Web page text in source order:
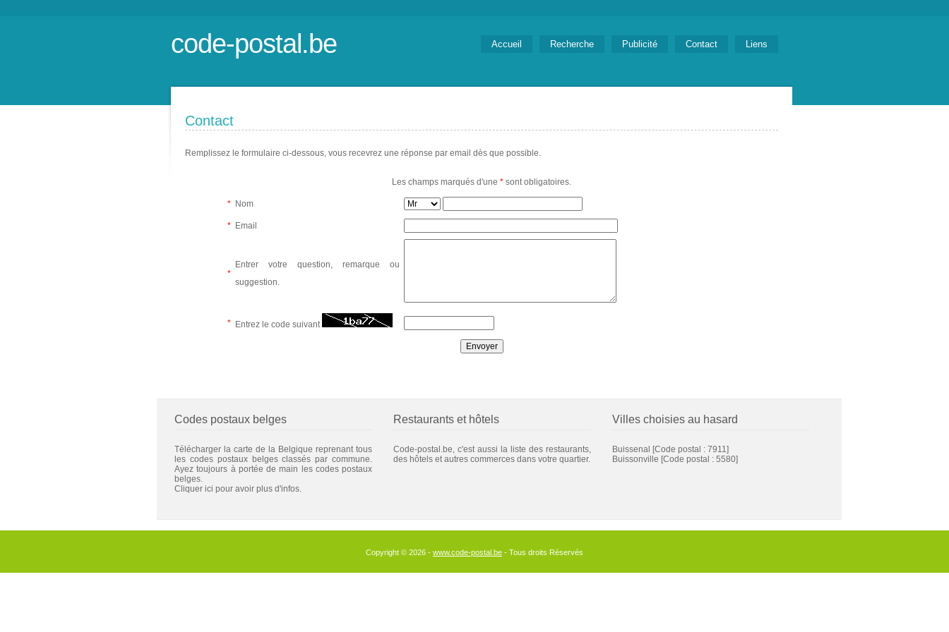
code-postal.be Accueil Recherche Publicité Contact Liens
Contact
Remplissez le formulaire ci-dessous, vous recevrez une réponse par email dès que possible.
Les champs marqués d'une * sont obligatoires.
* Nom
* Email
*
Entrer votre question, remarque ou
suggestion.
* Entrez le code suivant
Codes postaux belges
Télécharger la carte de la Belgique reprenant tous
les codes postaux belges classés par commune.
Ayez toujours à portée de main les codes postaux
belges.
Cliquer ici pour avoir plus d'infos.
Restaurants et hôtels
Code-postal.be, c'est aussi la liste des restaurants,
des hôtels et autres commerces dans votre quartier.
Villes choisies au hasard
Buissenal [Code postal : 7911]
Buissonville [Code postal : 5580]
Copyright © 2026 - www.code-postal.be - Tous droits Réservés